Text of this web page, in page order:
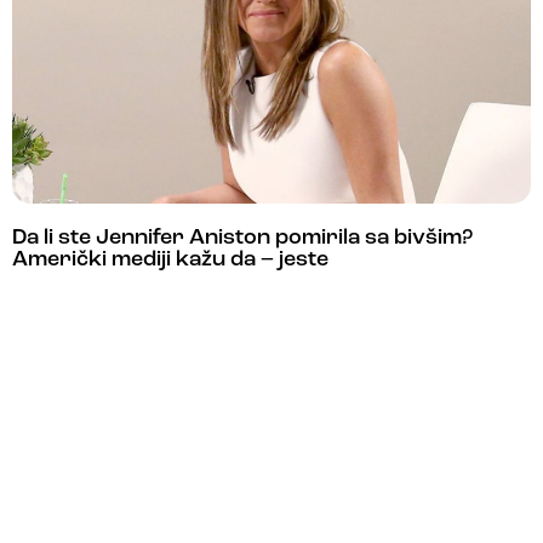
Da li ste Jennifer Aniston pomirila sa bivšim?
Američki mediji kažu da – jeste